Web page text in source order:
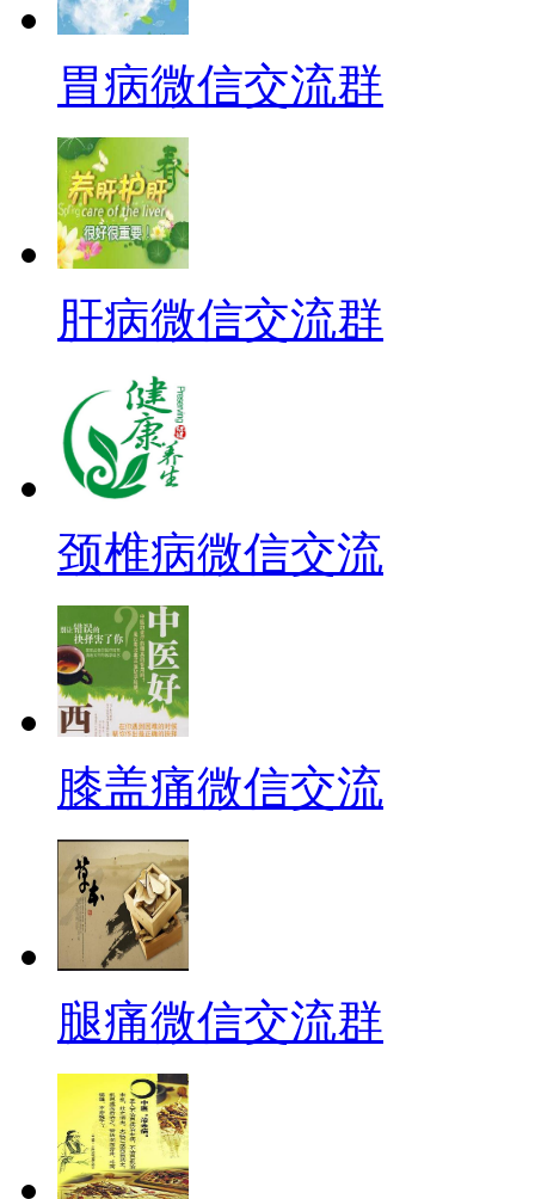
胃病微信交流群
肝病微信交流群
颈椎病微信交流
膝盖痛微信交流
腿痛微信交流群